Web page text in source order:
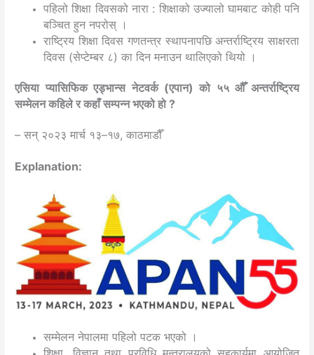
पहिलो शिक्षा दिवसको नारा : शिक्षाको उज्यालो घामबाट कोही पनि
बञ्चित हुन नपरोस् ।
राष्ट्रिय शिक्षा दिवस गणतन्त्र स्थापनापछि अन्तर्राष्ट्रिय साक्षरता
दिवस (सेप्टेम्बर ८) का दिन मनाउन थालिएको थियो ।
एसिया प्यासिफिक एड्भान्स नेटवर्क (एपान) को ५५ औँ अन्तर्राष्ट्रिय
सम्मेलन कहिले र कहाँ सम्पन्न भएको हो ?
– सन् २०२३ मार्च १३–१७, काठमाडौँ
Explanation:
सम्मेलन नेपालमा पहिलो पटक भएको ।